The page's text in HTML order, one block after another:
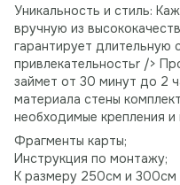
Уникальность и стиль:
вручную из
гарантирует длительную
привлекательностьr />
займет от 30 минут до 2
материала стены
необходимые крепления
Фрагменты карты;
Инструкция по монтажу;
К размеру 250см и 300см